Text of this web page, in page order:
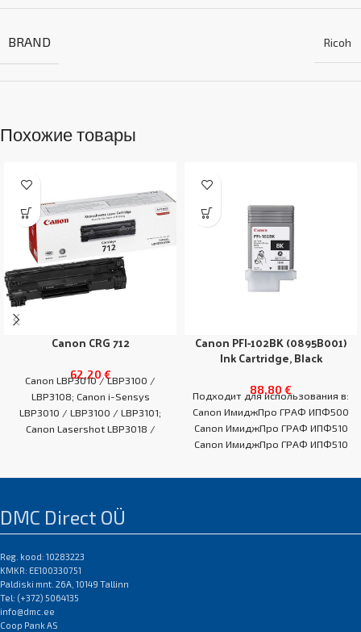
BRAND Ricoh
Похожие товары
Canon CRG 712
62,20 €
Canon LBP3010 / LBP3100 /
LBP3108; Canon i-Sensys
LBP3010 / LBP3100 / LBP3101;
Canon Lasershot LBP3018 /
Canon PFI-102BK (0895B001)
Ink Cartridge, Black
88,80 €
Подходит для использования в:
Canon ИмиджПро ГРАФ ИПФ500
Canon ИмиджПро ГРАФ ИПФ510
Canon ИмиджПро ГРАФ ИПФ510
DMC Direct OÜ
Reg. kood: 10283223
KMKR: EE100330751
Paldiski mnt. 26A, 10149 Tallinn
Tel: (+372) 5064135
info@dmc.ee
Coop Pank AS